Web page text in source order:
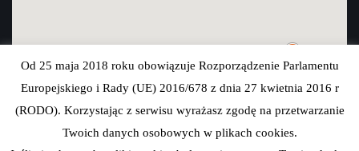
Od 25 maja 2018 roku obowiązuje Rozporządzenie Parlamentu
Europejskiego i Rady (UE) 2016/678 z dnia 27 kwietnia 2016 r
(RODO). Korzystając z serwisu wyrażasz zgodę na przetwarzanie
Twoich danych osobowych w plikach cookies.